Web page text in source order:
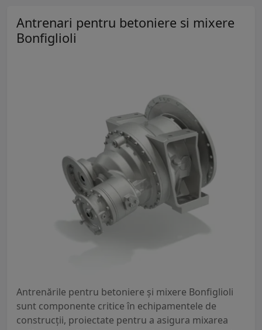
Antrenari pentru betoniere si mixere
Bonfiglioli
Antrenările pentru betoniere și mixere Bonfiglioli
sunt componente critice în echipamentele de
construcții, proiectate pentru a asigura mixarea